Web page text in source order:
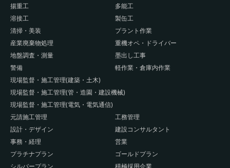
揚重工
多能工
溶接工
製缶工
清掃・美装
プラント作業
産業廃棄物処理
重機オペ・ドライバー
地盤調査・測量
墨出し工事
警備
軽作業・倉庫内作業
現場監督・施工管理(建築・土木)
現場監督・施工管理(管・造園・建設機械)
現場監督・施工管理(電気・電気通信)
元請施工管理
工務管理
設計・デザイン
建設コンサルタント
事務・経理
営業
プラチナプラン
ゴールドプラン
シルバープラン
積極採用企業